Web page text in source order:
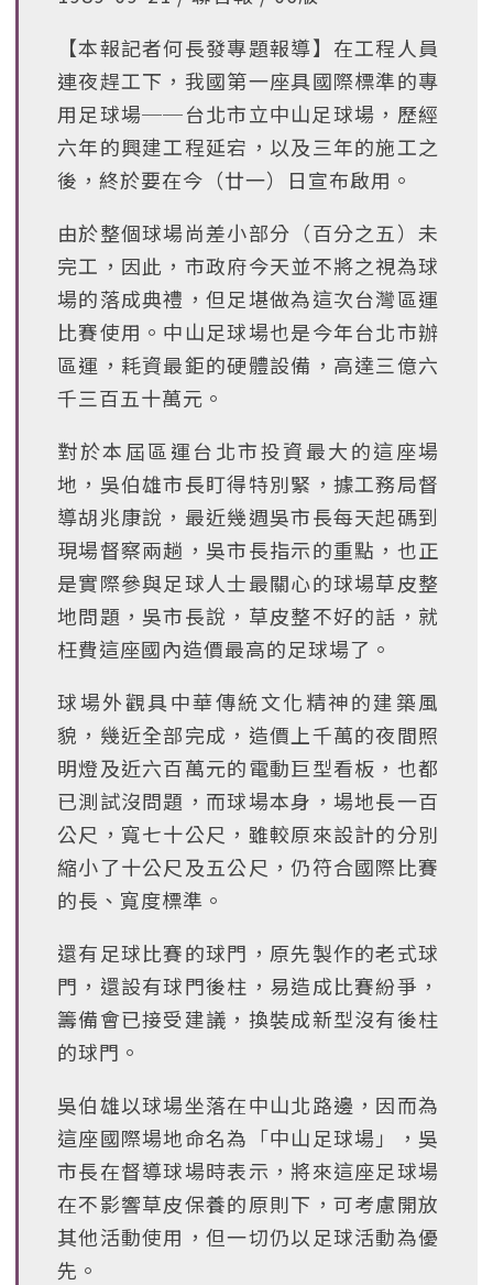
【本報記者何長發專題報導】在工程人員
連夜趕工下，我國第一座具國際標準的專
用足球場──台北市立中山足球場，歷經
六年的興建工程延宕，以及三年的施工之
後，終於要在今（廿一）日宣布啟用。
由於整個球場尚差小部分（百分之五）未
完工，因此，市政府今天並不將之視為球
場的落成典禮，但足堪做為這次台灣區運
比賽使用。中山足球場也是今年台北市辦
區運，耗資最鉅的硬體設備，高達三億六
千三百五十萬元。
對於本屆區運台北市投資最大的這座場
地，吳伯雄市長盯得特別緊，據工務局督
導胡兆康說，最近幾週吳市長每天起碼到
現場督察兩趟，吳市長指示的重點，也正
是實際參與足球人士最關心的球場草皮整
地問題，吳市長說，草皮整不好的話，就
枉費這座國內造價最高的足球場了。
球場外觀具中華傳統文化精神的建築風
貌，幾近全部完成，造價上千萬的夜間照
明燈及近六百萬元的電動巨型看板，也都
已測試沒問題，而球場本身，場地長一百
公尺，寬七十公尺，雖較原來設計的分別
縮小了十公尺及五公尺，仍符合國際比賽
的長、寬度標準。
還有足球比賽的球門，原先製作的老式球
門，還設有球門後柱，易造成比賽紛爭，
籌備會已接受建議，換裝成新型沒有後柱
的球門。
吳伯雄以球場坐落在中山北路邊，因而為
這座國際場地命名為「中山足球場」，吳
市長在督導球場時表示，將來這座足球場
在不影響草皮保養的原則下，可考慮開放
其他活動使用，但一切仍以足球活動為優
先。